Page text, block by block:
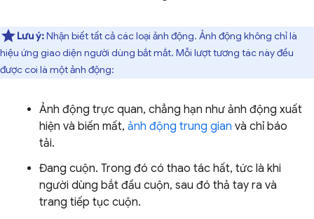
Lưu ý:Nhận biết tất cả các loại ảnh động. Ảnh động không chỉ là
hiệu ứng giao diện người dùng bắt mắt. Mỗi lượt tương tác này đều
được coi là một ảnh động:
Ảnh động trực quan, chẳng hạn như ảnh động xuất
hiện và biến mất, ảnh động trung gian và chỉ báo
tải.
Đang cuộn. Trong đó có thao tác hất, tức là khi
người dùng bắt đầu cuộn, sau đó thả tay ra và
trang tiếp tục cuộn.